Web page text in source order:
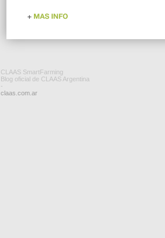
CLAAS SmartFarming
Blog oficial de CLAAS Argentina
-
claas.com.ar